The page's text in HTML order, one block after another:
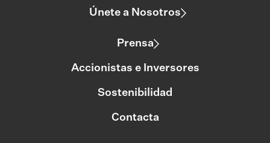
Únete a Nosotros
Prensa
Accionistas e Inversores
Sostenibilidad
Contacta